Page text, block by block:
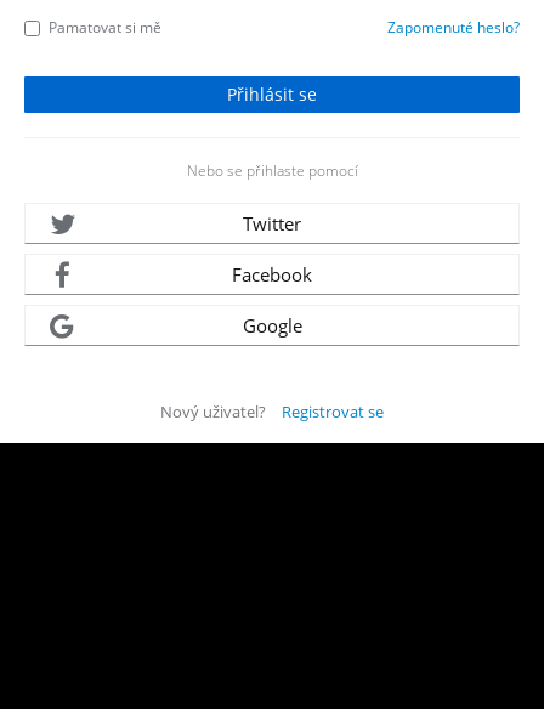
Pamatovat si mě Zapomenuté heslo?
Nebo se přihlaste pomocí
Twitter
Facebook
Google
Nový uživatel? Registrovat se